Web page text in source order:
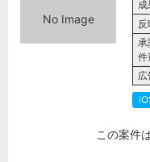
No Image
承
件
この案件